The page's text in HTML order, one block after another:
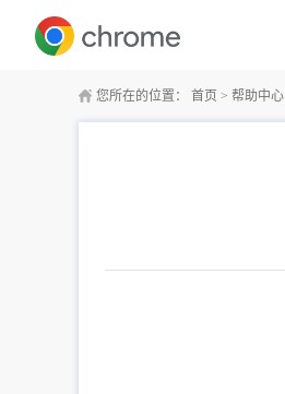
您所在的位置： 首页 > 帮助中心